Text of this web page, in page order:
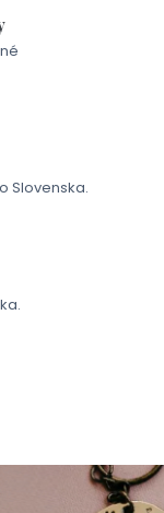
Slovenska.